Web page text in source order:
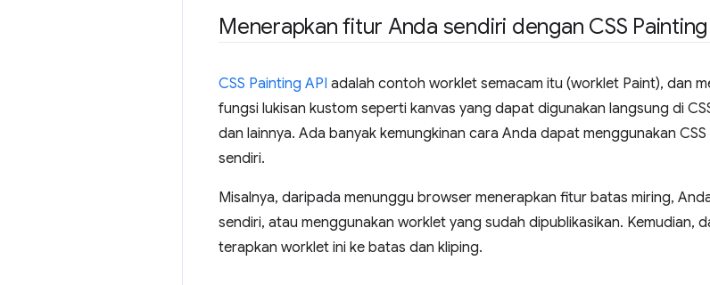
Menerapkan fitur Anda sendiri dengan CSS Painting
CSS Painting API adalah contoh worklet semacam itu (worklet Paint), dan
fungsi lukisan kustom seperti kanvas yang dapat digunakan langsung di
dan lainnya. Ada banyak kemungkinan cara Anda dapat menggunakan
sendiri.
Misalnya, daripada menunggu browser menerapkan fitur batas miring,
sendiri, atau menggunakan worklet yang sudah dipublikasikan. Kemudian,
terapkan worklet ini ke batas dan kliping.